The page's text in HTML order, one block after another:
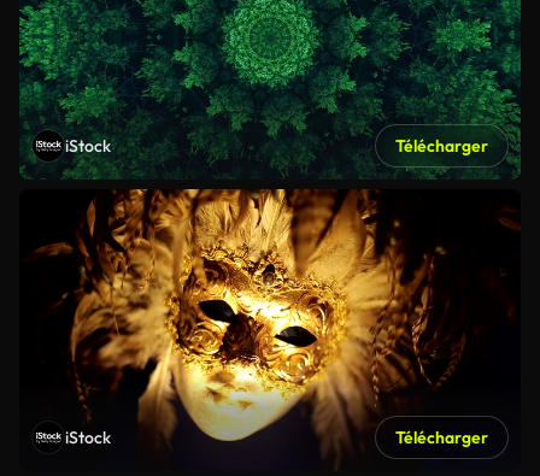
iStock Télécharger
iStock Télécharger